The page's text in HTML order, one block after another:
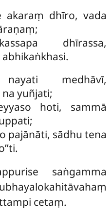
akaraṃ dhīro, vada
dhīrassa,
medhāvī,
yuñjati;
hoti, sammā
pajānāti, sādhu tena
saṅgamma
cetaṃ.